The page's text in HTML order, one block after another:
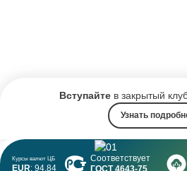
Вступайтев закрытый
Узнать
Курсы валют ЦБ
EUR: 94,84
Соответствует
ГОСТ 4643-75